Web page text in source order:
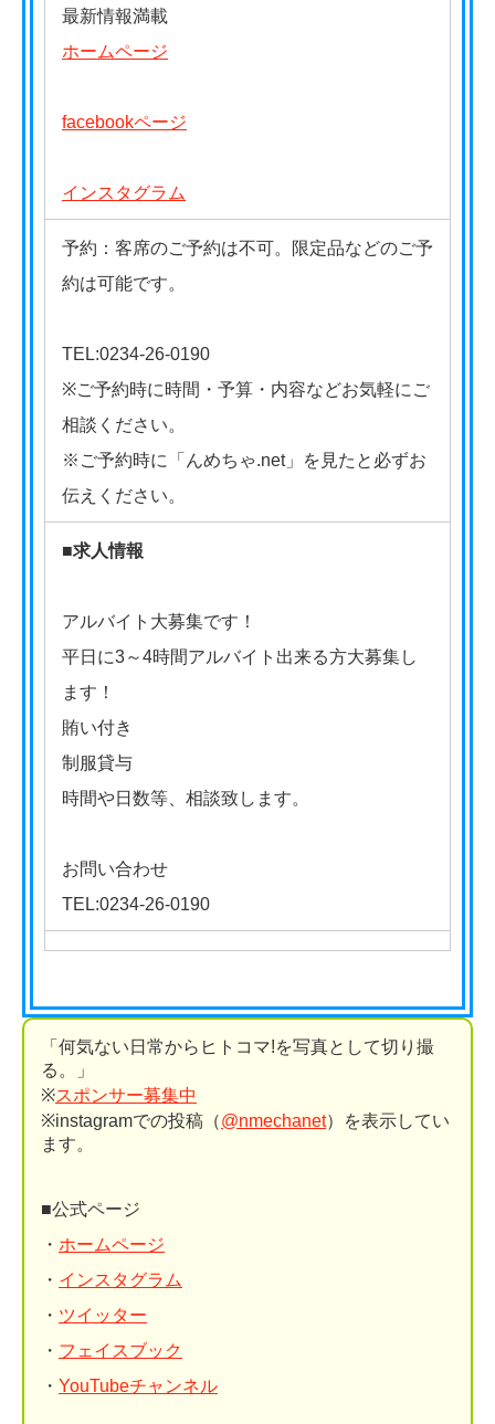
最新情報満載
ホームページ
facebookページ
インスタグラム
予約：客席のご予約は不可。限定品などのご予
約は可能です。
TEL:0234-26-0190
※ご予約時に時間・予算・内容などお気軽にご
相談ください。
※ご予約時に「んめちゃ.net」を見たと必ずお
伝えください。
■求人情報
アルバイト大募集です！
平日に3～4時間アルバイト出来る方大募集し
ます！
賄い付き
制服貸与
時間や日数等、相談致します。
お問い合わせ
TEL:0234-26-0190
「何気ない日常からヒトコマ!を写真として切り撮
る。」
※スポンサー募集中
※instagramでの投稿（@nmechanet）を表示してい
ます。
■公式ページ
・ ホームページ
・ インスタグラム
・ ツイッター
・ フェイスブック
・ YouTubeチャンネル